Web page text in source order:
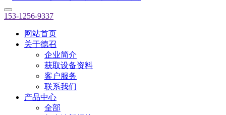
153-1256-9337
网站首页
关于德召
企业简介
获取设备资料
客户服务
联系我们
产品中心
全部